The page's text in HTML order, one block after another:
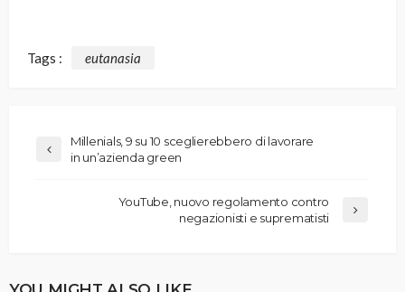
Tags : eutanasia
Millenials, 9 su 10 sceglierebbero di lavorare
in un’azienda green
YouTube, nuovo regolamento contro
negazionisti e suprematisti